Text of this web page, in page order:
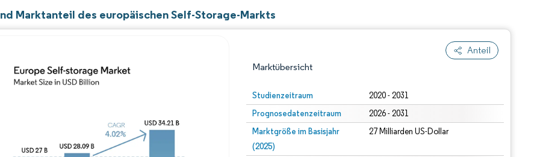
Marktanteil des europäischen Self-Storage-Markts
Anteil
Marktübersicht
Studienzeitraum 2020 - 2031
Prognosedatenzeitraum 2026 - 2031
Marktgröße im Basisjahr
(2025)
27 Milliarden US-Dollar